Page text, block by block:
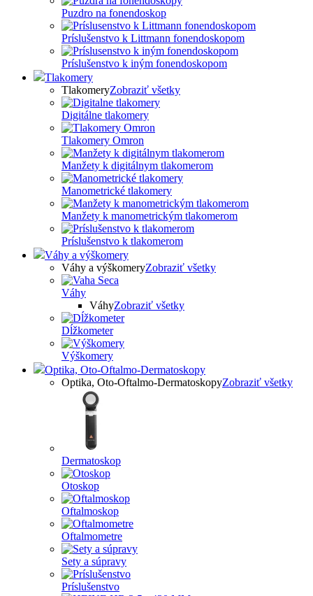
Puzdro na fonendoskop
Príslušenstvo k Littmann fonendoskopom
Príslušenstvo k iným fonendoskopom
Tlakomery
TlakomeryZobraziť všetky
Digitálne tlakomery
Tlakomery Omron
Manžety k digitálnym tlakomerom
Manometrické tlakomery
Manžety k manometrickým tlakomerom
Príslušenstvo k tlakomerom
Váhy a výškomery
Váhy a výškomeryZobraziť všetky
Váhy
VáhyZobraziť všetky
Dĺžkometer
Výškomery
Optika, Oto-Oftalmo-Dermatoskopy
Optika, Oto-Oftalmo-DermatoskopyZobraziť všetky
Dermatoskop
Otoskop
Oftalmoskop
Oftalmometre
Sety a súpravy
Príslušenstvo